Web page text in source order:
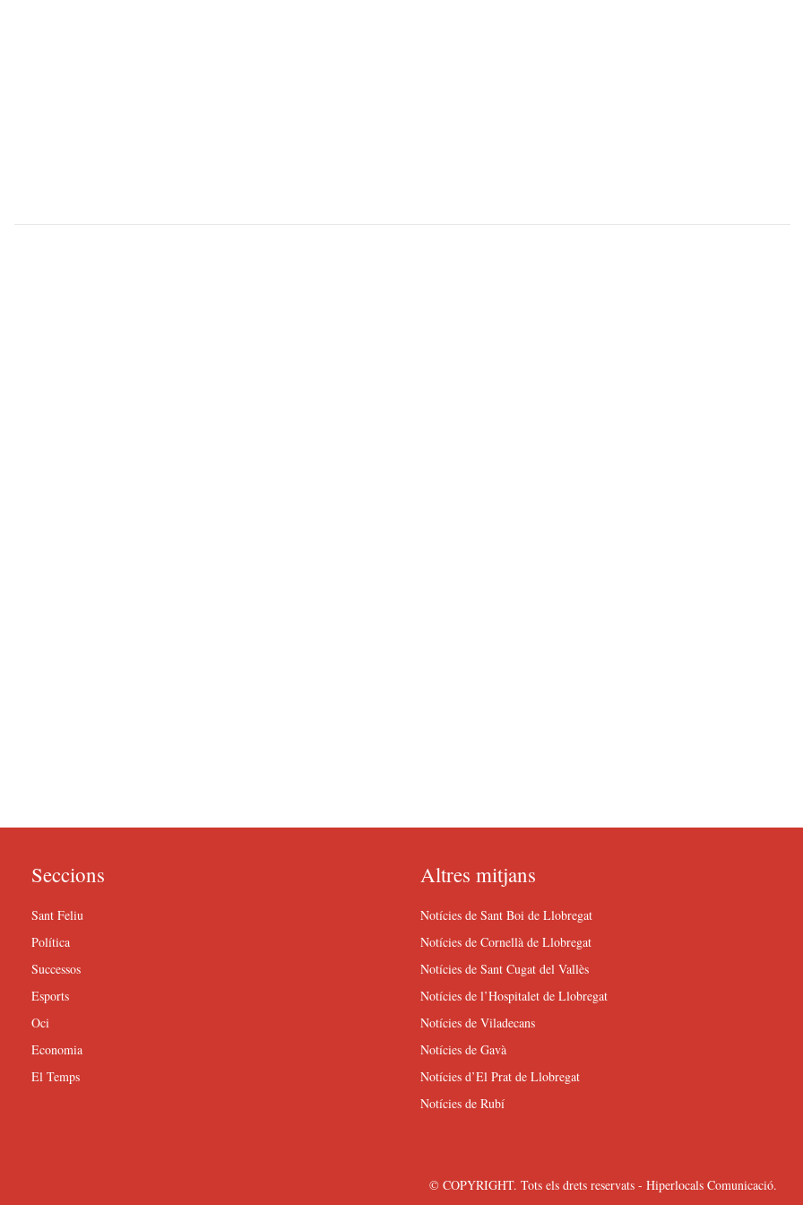
Seccions
Sant Feliu
Política
Successos
Esports
Oci
Economia
El Temps
Altres mitjans
Notícies de Sant Boi de Llobregat
Notícies de Cornellà de Llobregat
Notícies de Sant Cugat del Vallès
Notícies de l’Hospitalet de Llobregat
Notícies de Viladecans
Notícies de Gavà
Notícies d’El Prat de Llobregat
Notícies de Rubí
© COPYRIGHT. Tots els drets reservats - Hiperlocals Comunicació.